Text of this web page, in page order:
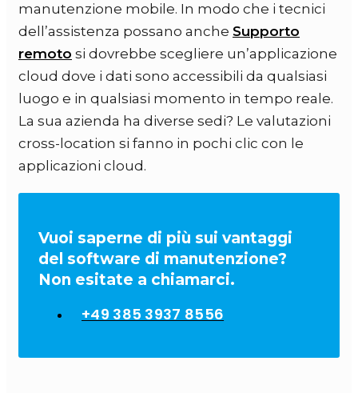
manutenzione mobile. In modo che i tecnici
dell’assistenza possano anche Supporto
remoto si dovrebbe scegliere un’applicazione
cloud dove i dati sono accessibili da qualsiasi
luogo e in qualsiasi momento in tempo reale.
La sua azienda ha diverse sedi? Le valutazioni
cross-location si fanno in pochi clic con le
applicazioni cloud.
Vuoi saperne di più sui vantaggi
del software di manutenzione?
Non esitate a chiamarci.
+49 385 3937 8556